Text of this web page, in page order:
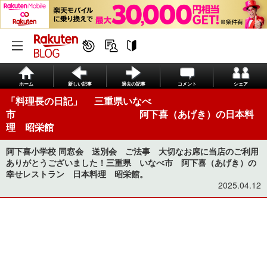
ホーム 新しい記事 過去の記事 コメント シェア
「料理長の日記」 三重県いなべ
市 阿下喜（あげき）の日本料
理 昭栄館
阿下喜小学校 同窓会 送別会 ご法事 大切なお席に当店のご利用
ありがとうございました！三重県 いなべ市 阿下喜（あげき）の
幸せレストラン 日本料理 昭栄館。
2025.04.12